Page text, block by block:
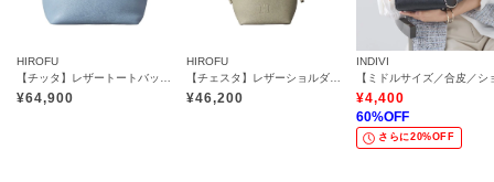
HIROFU
【チッタ】レザートートバッグ M B5サイズ 本革（商品番号：P25‐35551）
¥64,900
HIROFU
【チェスタ】レザーショルダーバッグ S 2WAY 本革 （商品番号：P25－30615）
¥46,200
INDIVI
¥4,400
60%OFF
さらに20%OFF